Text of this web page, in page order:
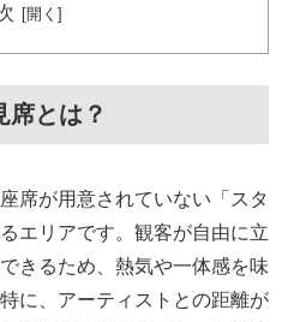
席とは？
席が用意されていない「スタ
エリアです。観客が自由に立
きるため、熱気や一体感を味
に、アーティストとの距離が